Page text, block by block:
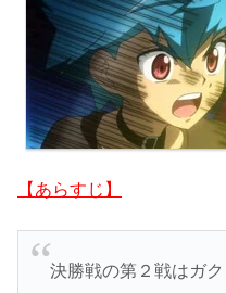
【あらすじ】
決勝戦の第２戦はガ